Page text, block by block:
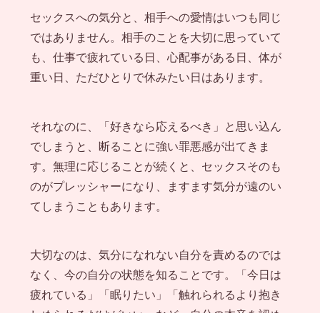
セックスへの気分と、相手への愛情はいつも同じ
ではありません。相手のことを大切に思っていて
も、仕事で疲れている日、心配事がある日、体が
重い日、ただひとりで休みたい日はあります。
それなのに、「好きなら応えるべき」と思い込ん
でしまうと、断ることに強い罪悪感が出てきま
す。無理に応じることが続くと、セックスそのも
のがプレッシャーになり、ますます気分が遠のい
てしまうこともあります。
大切なのは、気分になれない自分を責めるのでは
なく、今の自分の状態を知ることです。「今日は
疲れている」「眠りたい」「触れられるより抱き